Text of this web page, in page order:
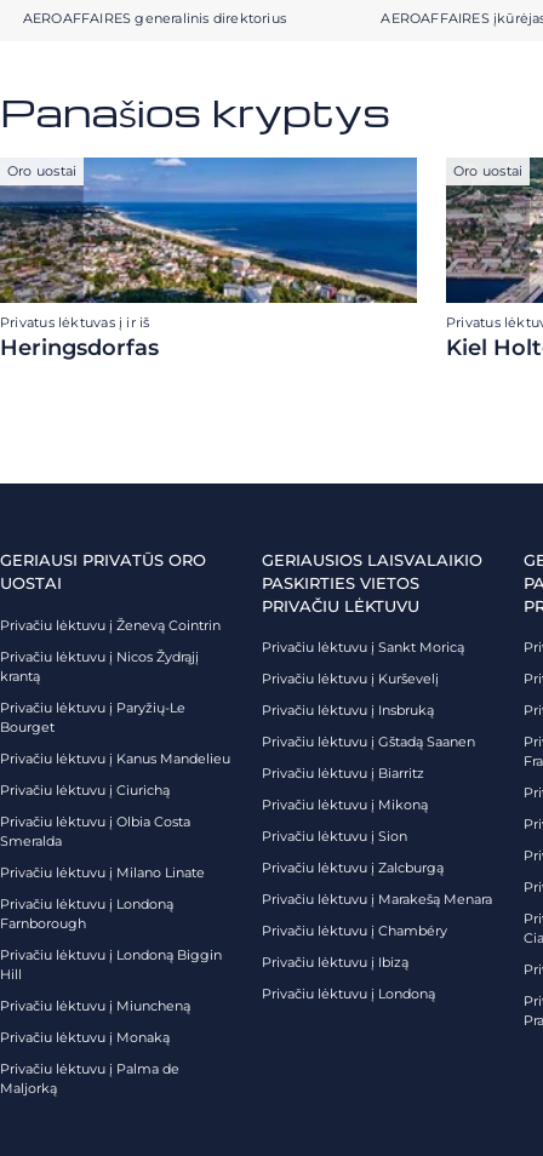
AEROAFFAIRES generalinis direktorius AEROAFFAIRES
Panašios kryptys
Oro uostai
Privatus lėktuvas į ir iš
Heringsdorfas
Oro uostai
Privatus
Kiel
GERIAUSI PRIVATŪS ORO
UOSTAI
Privačiu lėktuvu į Ženevą Cointrin
Privačiu lėktuvu į Nicos Žydrąjį
krantą
Privačiu lėktuvu į Paryžių-Le
Bourget
Privačiu lėktuvu į Kanus Mandelieu
Privačiu lėktuvu į Ciurichą
Privačiu lėktuvu į Olbia Costa
Smeralda
Privačiu lėktuvu į Milano Linate
Privačiu lėktuvu į Londoną
Farnborough
Privačiu lėktuvu į Londoną Biggin
Hill
Privačiu lėktuvu į Miuncheną
Privačiu lėktuvu į Monaką
Privačiu lėktuvu į Palma de
Maljorką
GERIAUSIOS LAISVALAIKIO
PASKIRTIES VIETOS
PRIVAČIU LĖKTUVU
Privačiu lėktuvu į Sankt Moricą
Privačiu lėktuvu į Kurševelį
Privačiu lėktuvu į Insbruką
Privačiu lėktuvu į Gštadą Saanen
Privačiu lėktuvu į Biarritz
Privačiu lėktuvu į Mikoną
Privačiu lėktuvu į Sion
Privačiu lėktuvu į Zalcburgą
Privačiu lėktuvu į Marakešą Menara
Privačiu lėktuvu į Chambéry
Privačiu lėktuvu į Ibizą
Privačiu lėktuvu į Londoną